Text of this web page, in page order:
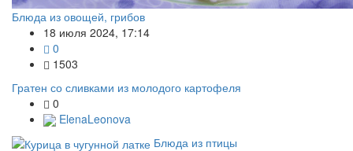
Блюда из овощей, грибов
18 июля 2024, 17:14
0
1503
Гратен со сливками из молодого картофеля
0
ElenaLeonova
Блюда из птицы